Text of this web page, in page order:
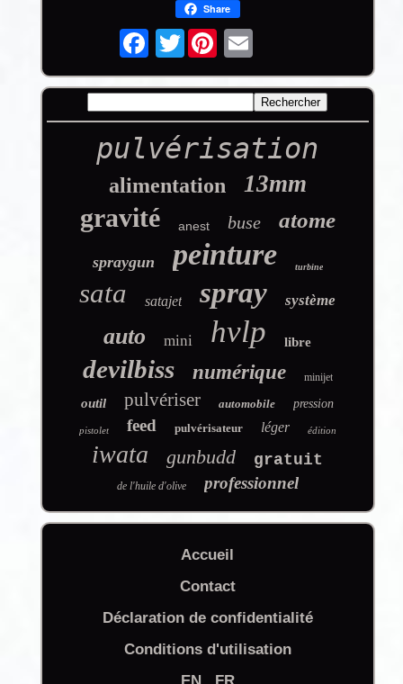
Share
Twitter
pulvérisation
alimentation 13mm
gravité anest buse atome
spraygun peinture turbine
sata satajet spray système
auto mini hvlp libre
devilbiss numérique minijet
outil pulvériser automobile pression
pistolet feed pulvérisateur léger édition
iwata gunbudd gratuit
de l'huile d'olive professionnel
Accueil
Contact
Déclaration de confidentialité
Conditions d'utilisation